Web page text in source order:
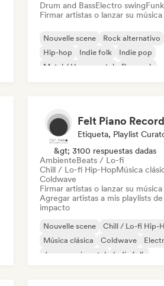
Drum and BassElectro swingFunk
Firmar artistas o lanzar su música
Nouvelle scene Rock alternativo
Hip-hop
Indie folk
Indie pop
Metal / Heavy metal
Pop rock
Etiqueta, Playlist
&gt; 3100 respuestas dadas
AmbienteBeats / Lo-fi
Chill / Lo-fi Hip-HopMúsica
Coldwave
Firmar artistas o lanzar su música
Agregar artistas a mis playlists
impacto
Nouvelle scene
Chill / Lo-fi Hip-
Música clásica
Coldwave
Jazz experimental
Indie folk